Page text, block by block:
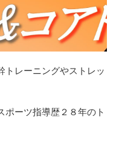
トレーニングやストレッ
ポーツ指導歴２８年のト